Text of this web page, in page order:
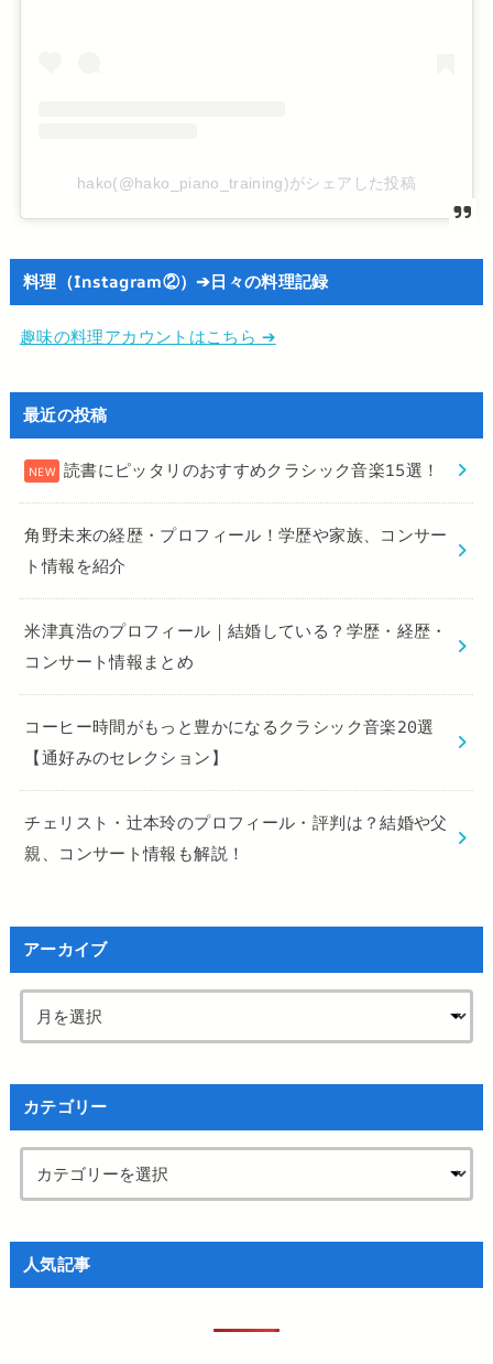
hako(@hako_piano_training)がシェアした投稿
料理（Instagram②）➔日々の料理記録
趣味の料理アカウントはこちら ➔
最近の投稿
読書にピッタリのおすすめクラシック音楽15選！
角野未来の経歴・プロフィール！学歴や家族、コンサー
ト情報を紹介
米津真浩のプロフィール｜結婚している？学歴・経歴・
コンサート情報まとめ
コーヒー時間がもっと豊かになるクラシック音楽20選
【通好みのセレクション】
チェリスト・辻本玲のプロフィール・評判は？結婚や父
親、コンサート情報も解説！
アーカイブ
カテゴリー
人気記事